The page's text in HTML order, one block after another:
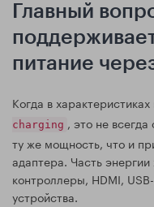
Главный
питание
Когда в
charging , это не всегда
ту же мощность, что и
адаптера. Часть
контроллеры, HDMI,
устройства.